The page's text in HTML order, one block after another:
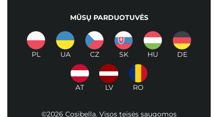
MŪSŲ PARDUOTUVĖS
PL UA CZ SK HU DE
AT LV RO
©2026 Cosibella. Visos teisės saugomos